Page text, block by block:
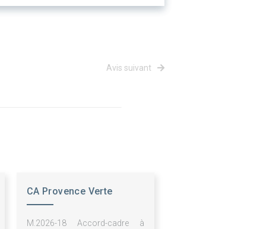
Avis suivant
CA Provence Verte
M.2026-18 Accord-cadre à